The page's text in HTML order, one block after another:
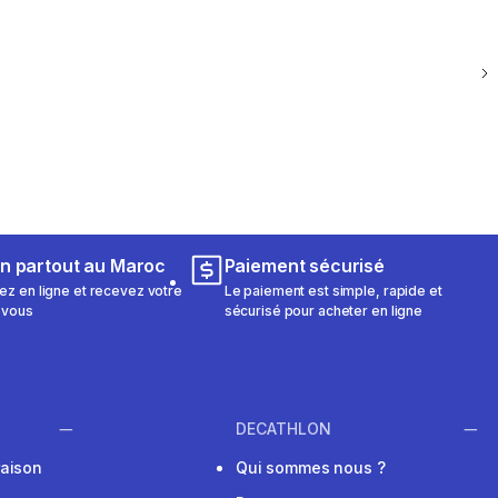
partout au Maroc
en ligne et recevez votre
Paiement sécurisé
Le paiement est simple, rapide et
sécurisé pour acheter en ligne
DECATHLON
Qui sommes nous ?